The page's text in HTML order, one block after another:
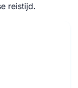
reistijd.